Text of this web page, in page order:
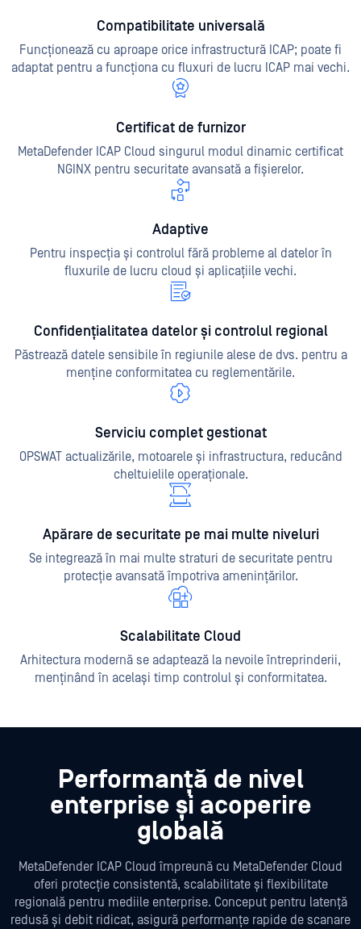
Compatibilitate universală
Funcționează cu aproape orice infrastructură ICAP; poate fi
adaptat pentru a funcționa cu fluxuri de lucru ICAP mai vechi.
Certificat de furnizor
MetaDefender ICAP Cloud singurul modul dinamic certificat
NGINX pentru securitate avansată a fișierelor.
Adaptive
Pentru inspecția și controlul fără probleme al datelor în
fluxurile de lucru cloud și aplicațiile vechi.
Confidențialitatea datelor și controlul regional
Păstrează datele sensibile în regiunile alese de dvs. pentru a
menține conformitatea cu reglementările.
Serviciu complet gestionat
OPSWAT actualizările, motoarele și infrastructura, reducând
cheltuielile operaționale.
Apărare de securitate pe mai multe niveluri
Se integrează în mai multe straturi de securitate pentru
protecție avansată împotriva amenințărilor.
Scalabilitate Cloud
Arhitectura modernă se adaptează la nevoile întreprinderii,
menținând în același timp controlul și conformitatea.
Performanță de nivel
enterprise și acoperire
globală
MetaDefender ICAP Cloud împreună cu MetaDefender Cloud
oferi protecție consistentă, scalabilitate și flexibilitate
regională pentru mediile enterprise. Conceput pentru latență
redusă și debit ridicat, asigură performanțe rapide de scanare